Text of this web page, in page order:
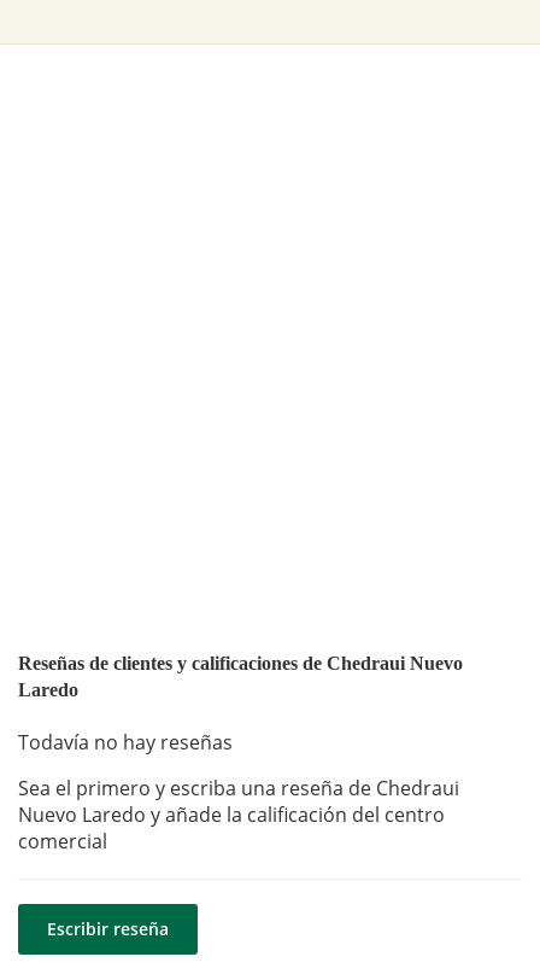
Reseñas de clientes y calificaciones de Chedraui Nuevo
Laredo
Todavía no hay reseñas
Sea el primero y escriba una reseña de Chedraui
Nuevo Laredo y añade la calificación del centro
comercial
Escribir reseña